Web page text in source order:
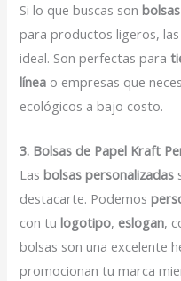
Si lo que buscas son
para productos ligeros,
ideal. Son perfectas para
línea o empresas que
ecológicos a bajo costo.
3. Bolsas de Papel Kraft
Lasbolsas personalizadas
destacarte. Podemos
con tulogotipo, eslogan,
bolsas son una excelente
promocionan tu marca